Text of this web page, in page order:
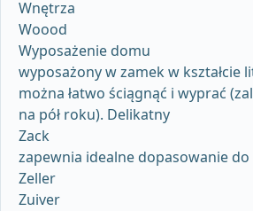
Wnętrza
Woood
Wyposażenie domu
wyposażony w zamek w kształcie
można łatwo ściągnąć i wyprać
na pół roku). Delikatny
Zack
zapewnia idealne dopasowanie do
Zeller
Zuiver